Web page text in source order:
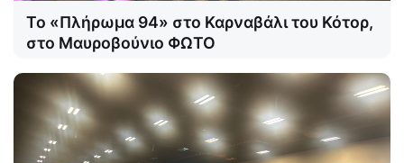
Το «Πλήρωμα 94» στο Καρναβάλι του Κότορ,
στο Μαυροβούνιο ΦΩΤΟ